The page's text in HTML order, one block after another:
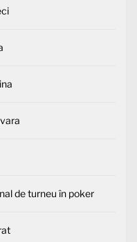
de turneu în poker